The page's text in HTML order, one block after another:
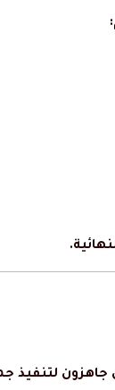
لتنفيذ